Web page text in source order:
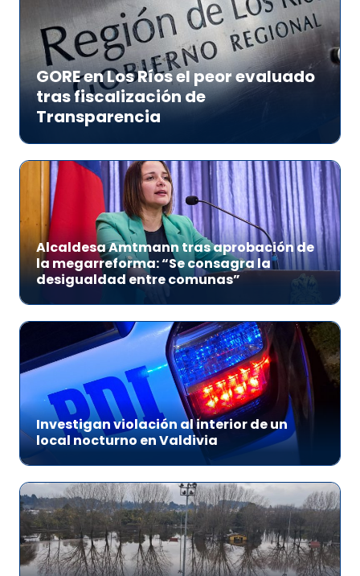
GORE en Los Ríos el peor evaluado
tras fiscalización de
Transparencia
Alcaldesa Amtmann tras aprobación de
la megarreforma: “Se consagra la
desigualdad entre comunas”
Investigan violación al interior de un
local nocturno en Valdivia